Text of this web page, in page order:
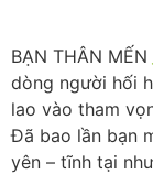
BẠN THÂN
dòng người hối
lao vào tham
Đã bao lần bạn
yên – tĩnh tại